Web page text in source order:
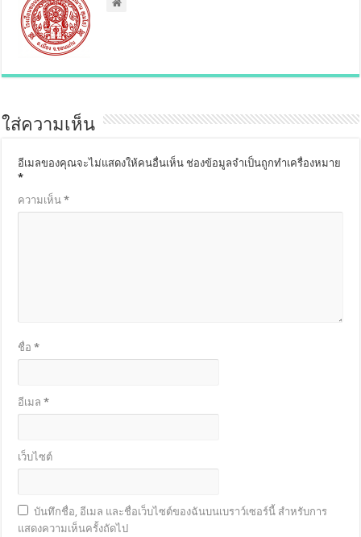
ใส่ความเห็น
อีเมลของคุณจะไม่แสดงให้คนอื่นเห็น ช่องข้อมูลจำเป็นถูกทำเครื่องหมาย
*
ความเห็น*
ชื่อ*
อีเมล*
เว็บไซต์
บันทึกชื่อ, อีเมล และชื่อเว็บไซต์ของฉันบนเบราว์เซอร์นี้ สำหรับการ
แสดงความเห็นครั้งถัดไป